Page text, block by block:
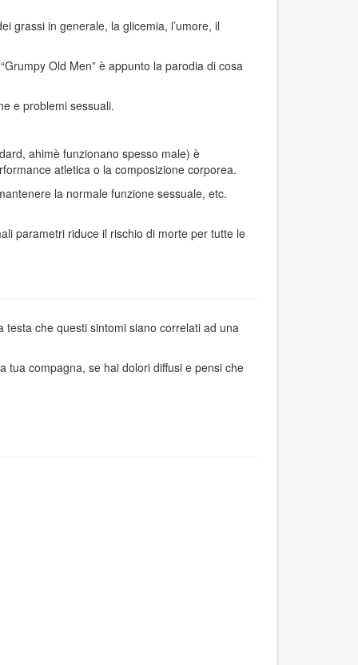
grassi in generale, la glicemia, l’umore, il
Old Men” è appunto la parodia di cosa
e problemi sessuali.
ahimè funzionano spesso male) è
atletica o la composizione corporea.
la normale funzione sessuale, etc.
parametri riduce il rischio di morte per tutte le
che questi sintomi siano correlati ad una
tua compagna, se hai dolori diffusi e pensi che